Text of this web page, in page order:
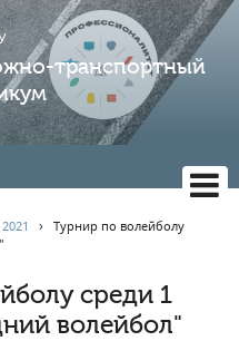
транспортный
2021 ›Турнир по волейболу
среди 1
волейбол"